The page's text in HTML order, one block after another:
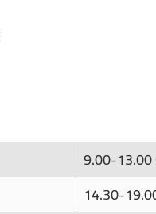
9.00-
14.30-